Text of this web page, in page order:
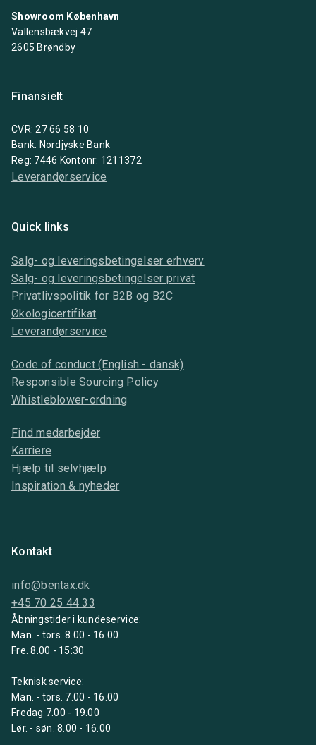
Showroom København
Vallensbækvej 47
2605 Brøndby
Finansielt
CVR: 27 66 58 10
Bank: Nordjyske Bank
Reg: 7446 Kontonr: 1211372
Leverandørservice
Quick links
Salg- og leveringsbetingelser erhverv
Salg- og leveringsbetingelser privat
Privatlivspolitik for B2B og B2C
Økologicertifikat
Leverandørservice
Code of conduct (English - dansk)
Responsible Sourcing Policy
Whistleblower-ordning
Find medarbejder
Karriere
Hjælp til selvhjælp
Inspiration & nyheder
Kontakt
info@bentax.dk
+45 70 25 44 33
Åbningstider i kundeservice:
Man. - tors. 8.00 - 16.00
Fre. 8.00 - 15:30
Teknisk service:
Man. - tors. 7.00 - 16.00
Fredag 7.00 - 19.00
Lør. - søn. 8.00 - 16.00